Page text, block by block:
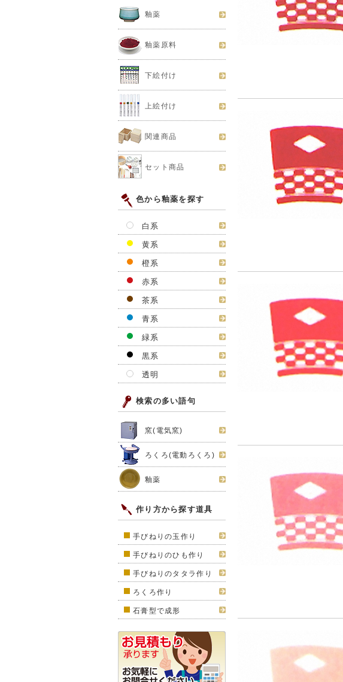
釉薬
釉薬原料
下絵付け
上絵付け
関連商品
セット商品
色から釉薬を探す
白系
黄系
橙系
赤系
茶系
青系
緑系
黒系
透明
検索の多い語句
窯(電気窯)
ろくろ(電動ろくろ)
釉薬
作り方から探す道具
手びねりの玉作り
手びねりのひも作り
手びねりのタタラ作り
ろくろ作り
石膏型で成形